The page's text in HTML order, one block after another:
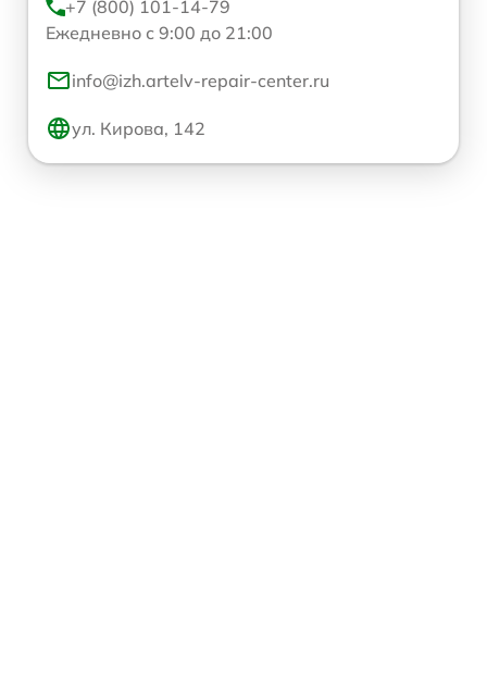
+7 (800) 101-14-79
Ежедневно с 9:00 до 21:00
info@izh.artelv-repair-center.ru
ул. Кирова, 142